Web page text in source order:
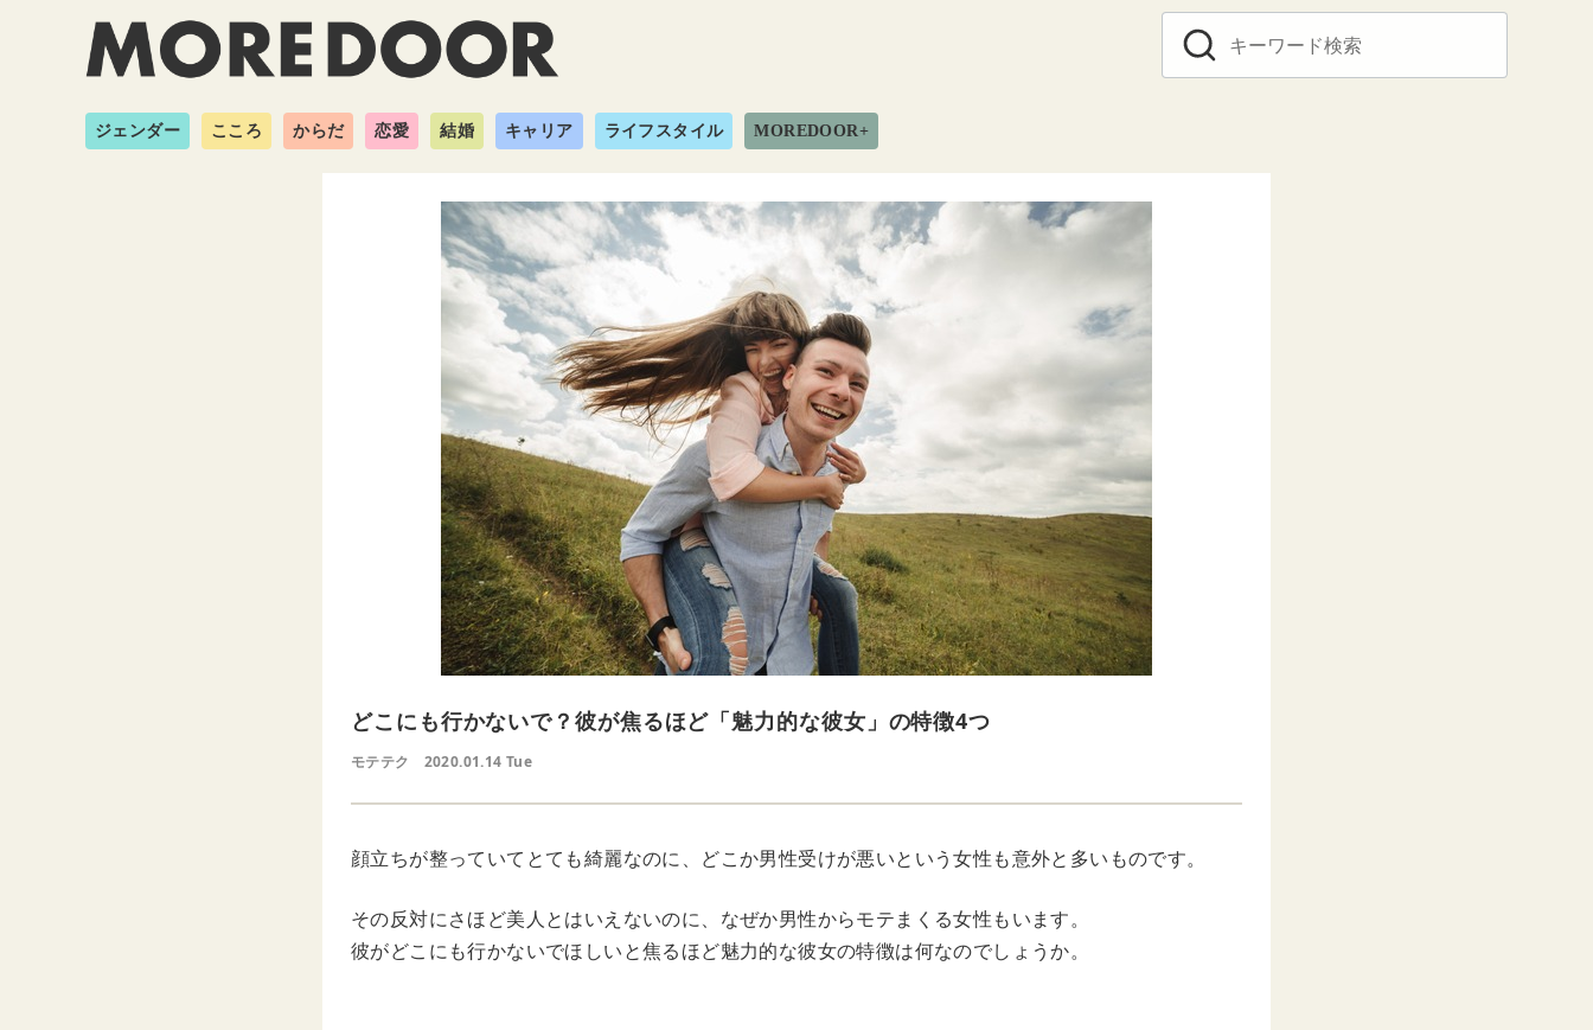
ジェンダー こころ からだ 恋愛 結婚 キャリア ライフスタイル MOREDOOR+
どこにも行かないで？彼が焦るほど「魅力的な彼女」の特徴4つ
モテテク 2020.01.14 Tue
顔立ちが整っていてとても綺麗なのに、どこか男性受けが悪いという女性も意外と多いものです。
その反対にさほど美人とはいえないのに、なぜか男性からモテまくる女性もいます。
彼がどこにも行かないでほしいと焦るほど魅力的な彼女の特徴は何なのでしょうか。